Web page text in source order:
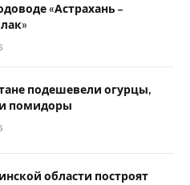
«Астрахань –
подешевели огурцы,
и помидоры
области построят